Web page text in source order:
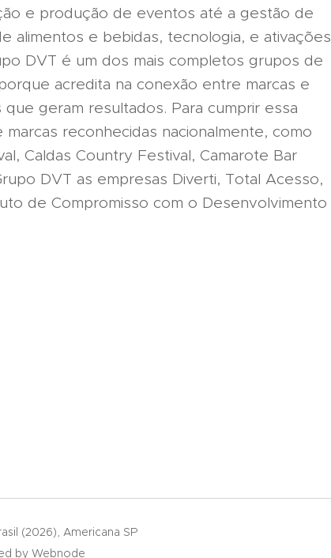
e produção de eventos até a gestão de
alimentos e bebidas, tecnologia, e ativações
DVT é um dos mais completos grupos de
acredita na conexão entre marcas e
geram resultados. Para cumprir essa
reconhecidas nacionalmente, como
Caldas Country Festival, Camarote Bar
DVT as empresas Diverti, Total Acesso,
de Compromisso com o Desenvolvimento
(2026), Americana SP
by Webnode